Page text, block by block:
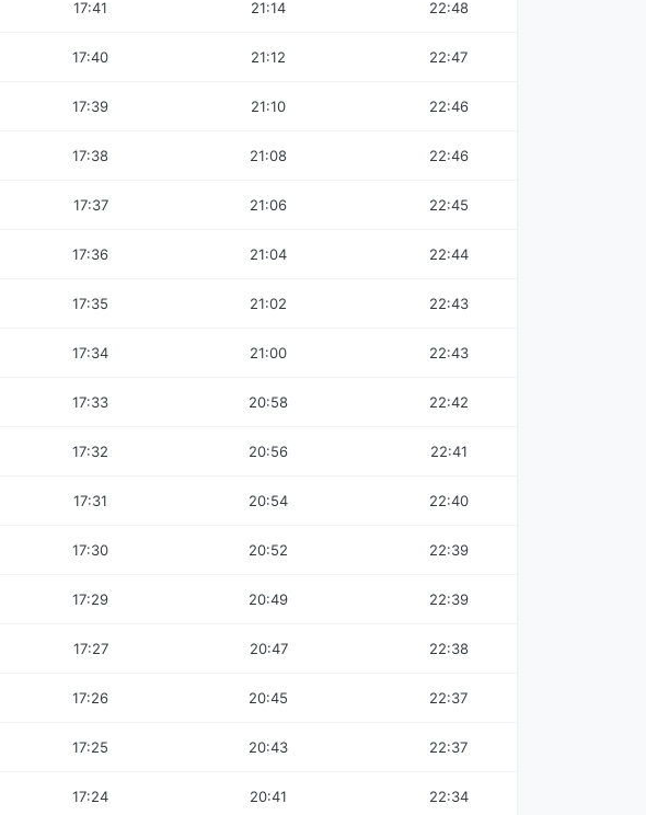
17:41 21:14 22:48
17:40 21:12 22:47
17:39 21:10 22:46
17:38 21:08 22:46
17:37 21:06 22:45
17:36 21:04 22:44
17:35 21:02 22:43
17:34 21:00 22:43
17:33 20:58 22:42
17:32 20:56 22:41
17:31 20:54 22:40
17:30 20:52 22:39
17:29 20:49 22:39
17:27 20:47 22:38
17:26 20:45 22:37
17:25 20:43 22:37
17:24 20:41 22:34